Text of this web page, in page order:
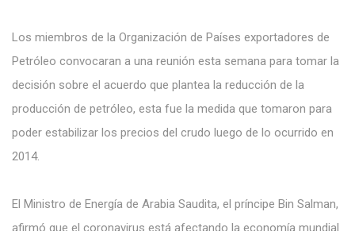
Los miembros de la Organización de Países exportadores de
Petróleo convocaran a una reunión esta semana para tomar la
decisión sobre el acuerdo que plantea la reducción de la
producción de petróleo, esta fue la medida que tomaron para
poder estabilizar los precios del crudo luego de lo ocurrido en
2014.
El Ministro de Energía de Arabia Saudita, el príncipe Bin Salman,
afirmó que el coronavirus está afectando la economía mundial